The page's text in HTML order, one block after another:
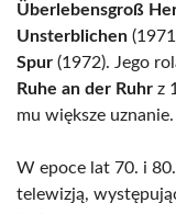
Überlebensgroß
Unsterblichen
Spur (1972). Jego
Ruhe an der Ruhr z
mu większe uznanie.
W epoce lat 70. i
telewizją,